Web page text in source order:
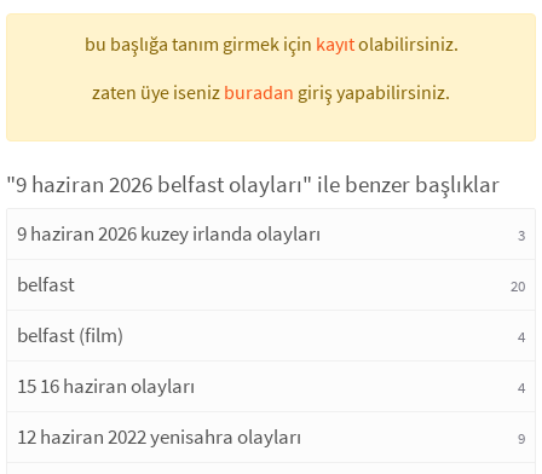
bu başlığa tanım girmek için kayıtolabilirsiniz.
zaten üye iseniz buradan giriş yapabilirsiniz.
"9 haziran 2026 belfast olayları" ile benzer başlıklar
9 haziran 2026 kuzey irlanda olayları 3
belfast 20
belfast (film) 4
15 16 haziran olayları 4
12 haziran 2022 yenisahra olayları 9